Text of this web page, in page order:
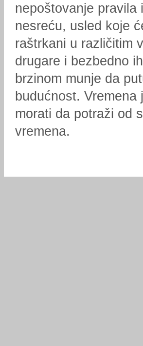
nepoštovanje
nesreću, usled koje
raštrkani u različitim
drugare i bezbedno
brzinom munje da
budućnost.
morati da potraži od
vremena.